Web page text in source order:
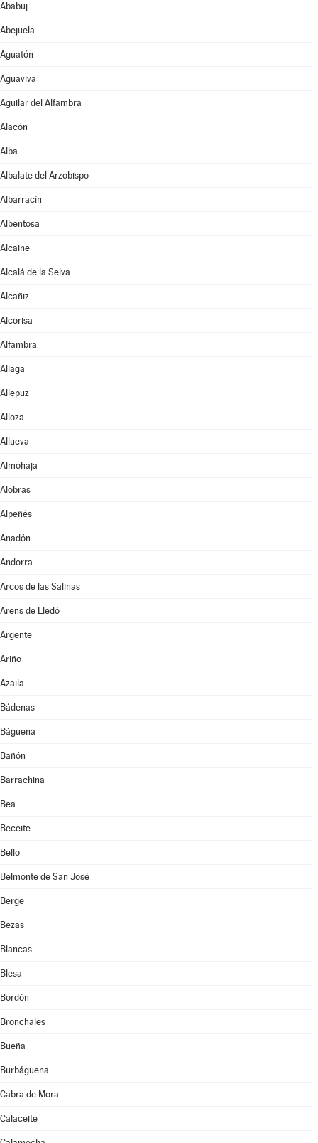
Ababuj
Abejuela
Aguatón
Aguaviva
Aguilar del Alfambra
Alacón
Alba
Albalate del Arzobispo
Albarracín
Albentosa
Alcaine
Alcalá de la Selva
Alcañiz
Alcorisa
Alfambra
Aliaga
Allepuz
Alloza
Allueva
Almohaja
Alobras
Alpeñés
Anadón
Andorra
Arcos de las Salinas
Arens de Lledó
Argente
Ariño
Azaila
Bádenas
Báguena
Bañón
Barrachina
Bea
Beceite
Bello
Belmonte de San José
Berge
Bezas
Blancas
Blesa
Bordón
Bronchales
Bueña
Burbáguena
Cabra de Mora
Calaceite